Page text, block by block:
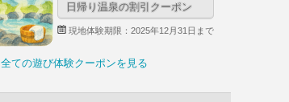
日帰り温泉の割引クーポン
現地体験期限：2025年12月31日まで
全ての遊び体験クーポンを見る